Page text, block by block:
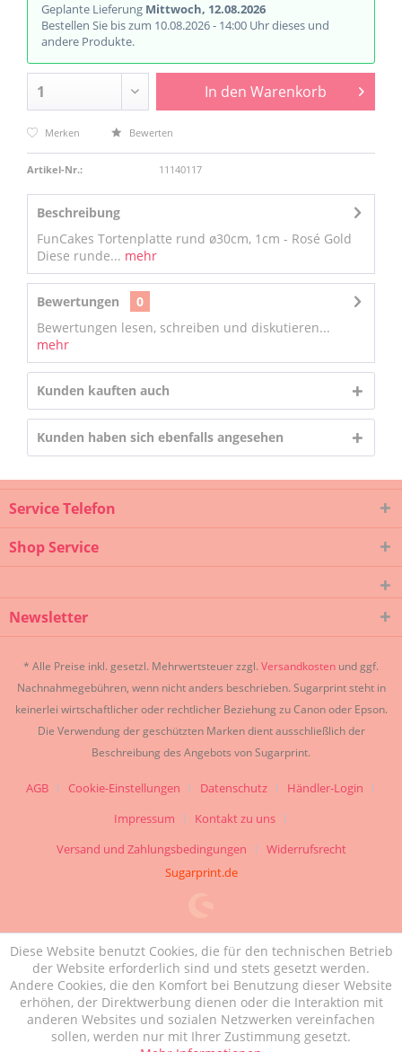
Geplante Lieferung Mittwoch, 12.08.2026
Bestellen Sie bis zum 10.08.2026 - 14:00 Uhr dieses und
andere Produkte.
In den Warenkorb
Merken Bewerten
Artikel-Nr.: 11140117
Beschreibung
FunCakes Tortenplatte rund ø30cm, 1cm - Rosé Gold
Diese runde... mehr
Bewertungen
0
Bewertungen lesen, schreiben und diskutieren...
mehr
Kunden kauften auch
Kunden haben sich ebenfalls angesehen
Service Telefon
Shop Service
Newsletter
* Alle Preise inkl. gesetzl. Mehrwertsteuer zzgl. Versandkosten und ggf.
Nachnahmegebühren, wenn nicht anders beschrieben. Sugarprint steht in
keinerlei wirtschaftlicher oder rechtlicher Beziehung zu Canon oder Epson.
Die Verwendung der geschützten Marken dient ausschließlich der
Beschreibung des Angebots von Sugarprint.
AGB Cookie-Einstellungen Datenschutz
Händler-Login
Impressum
Kontakt zu uns
Versand und Zahlungsbedingungen
Widerrufsrecht
Sugarprint.de
Diese Website benutzt Cookies, die für den technischen Betrieb
der Website erforderlich sind und stets gesetzt werden.
Andere Cookies, die den Komfort bei Benutzung dieser Website
erhöhen, der Direktwerbung dienen oder die Interaktion mit
anderen Websites und sozialen Netzwerken vereinfachen
sollen, werden nur mit Ihrer Zustimmung gesetzt.